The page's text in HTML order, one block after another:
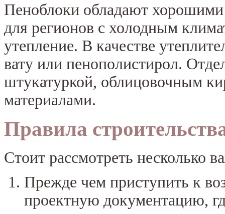
Пеноблоки обладают
для регионов с холодным
утепление. В качестве
вату или пенополистирол.
штукатуркой, облицовочным
материалами.
Правила
Стоит рассмотреть несколько
Прежде чем приступить к
проектную документацию,